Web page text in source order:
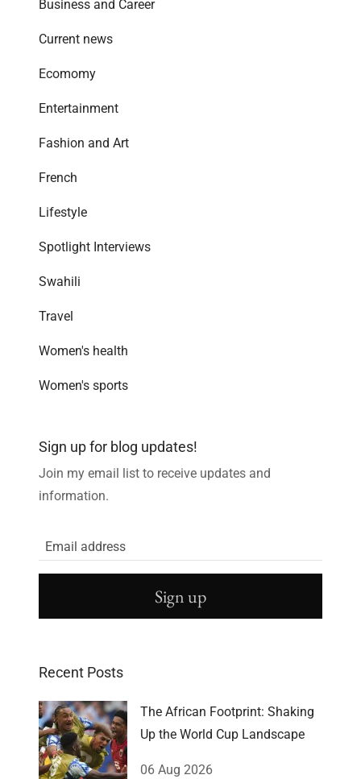
Business and Career
Current news
Ecomomy
Entertainment
Fashion and Art
French
Lifestyle
Spotlight Interviews
Swahili
Travel
Women's health
Women's sports
Sign up for blog updates!
Join my email list to receive updates and
information.
Sign up
Recent Posts
The African Footprint: Shaking
Up the World Cup Landscape
06 Aug 2026